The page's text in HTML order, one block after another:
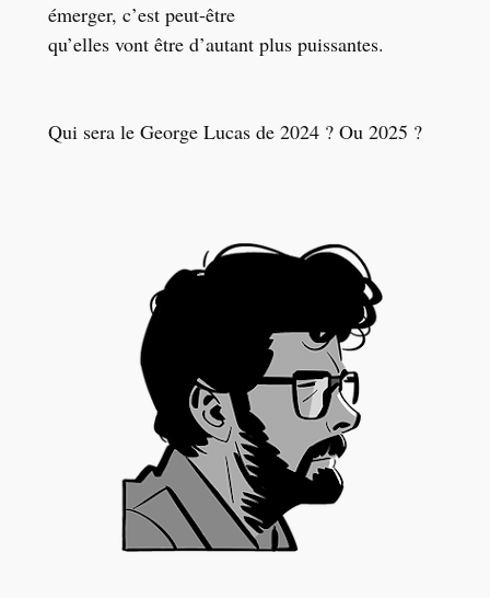
émerger, c’est peut-être
qu’elles vont être d’autant plus puissantes.
Qui sera le George Lucas de 2024 ? Ou 2025 ?